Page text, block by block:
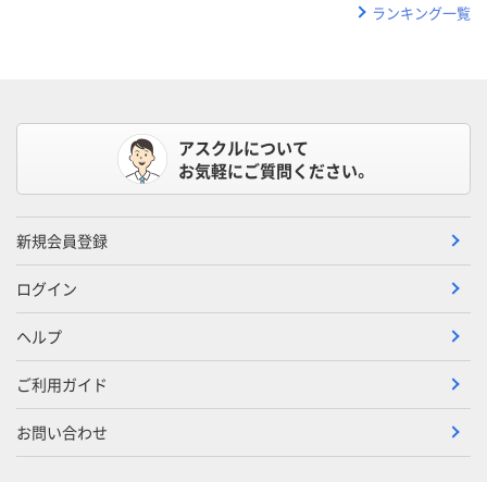
ランキング一覧
アスクルについて
お気軽にご質問ください。
新規会員登録
ログイン
ヘルプ
ご利用ガイド
お問い合わせ